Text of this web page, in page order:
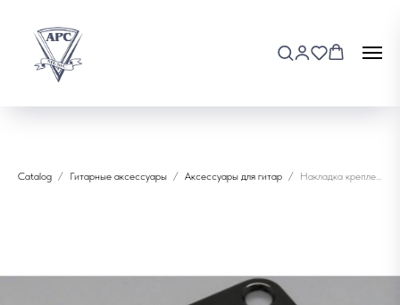
Catalog Гитарные аксессуары Аксессуары для гитар Накладка крепления грифа Gotoh NBS-3 CK